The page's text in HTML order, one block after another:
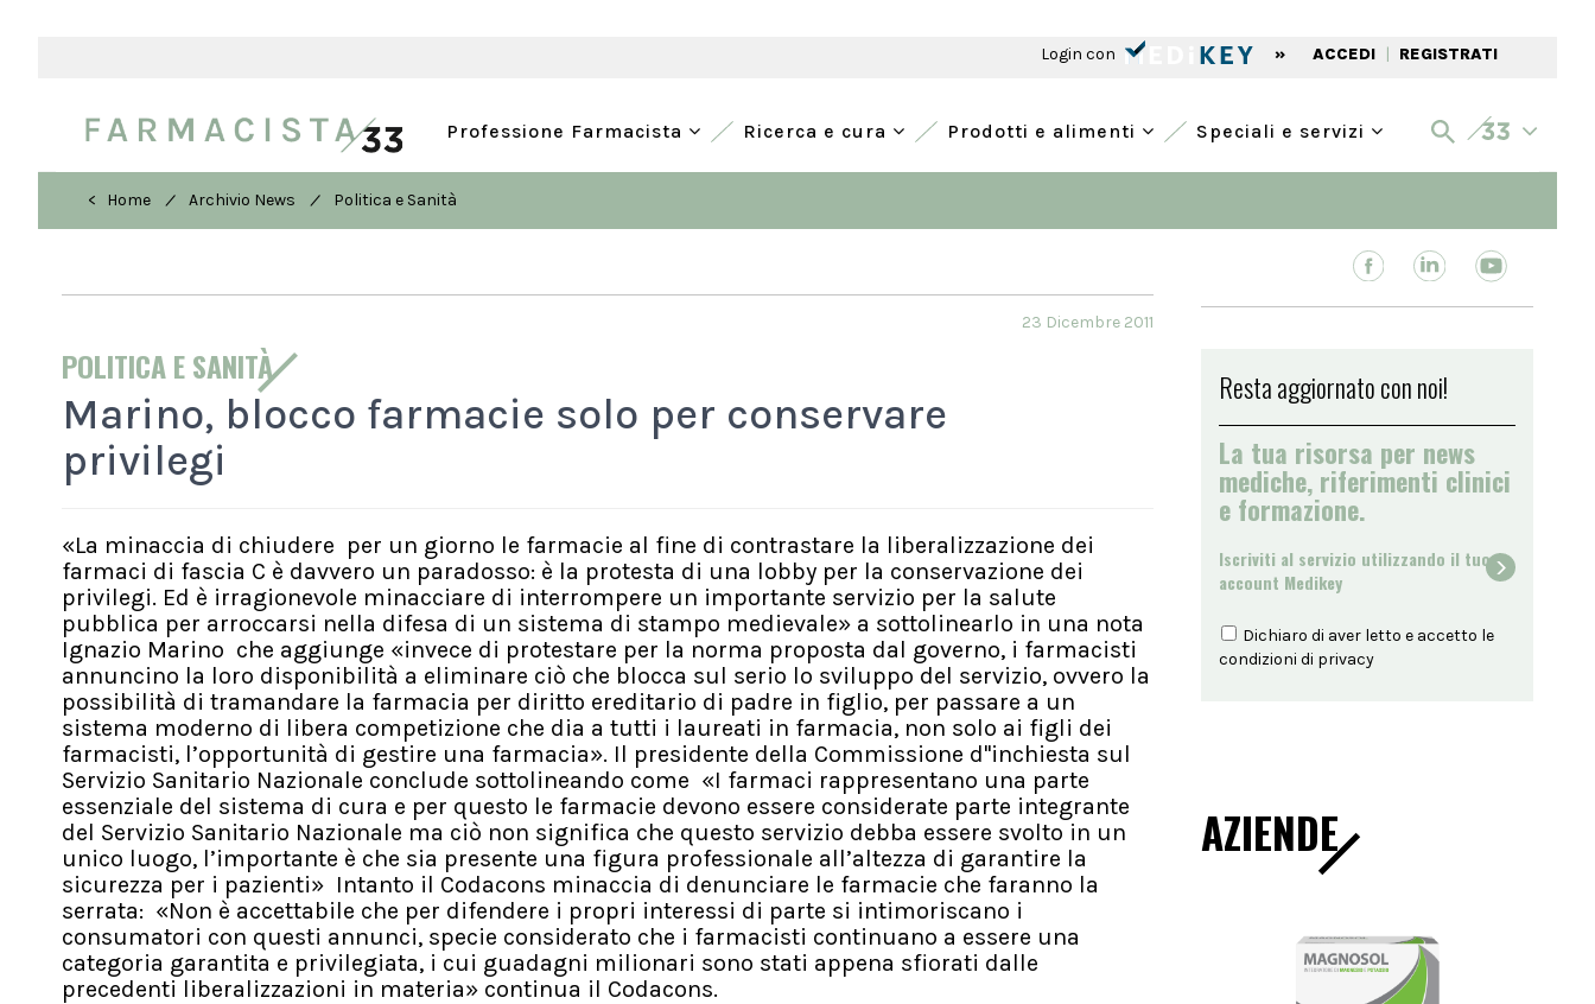
Login con » ACCEDI | REGISTRATI
Professione Farmacista Ricerca e cura Prodotti e alimenti Speciali e servizi
< Home / Archivio News / Politica e Sanità
POLITICA E SANITÀ
23 Dicembre 2011
Marino, blocco farmacie solo per conservare
privilegi
«La minaccia di chiudere per un giorno le farmacie al fine di contrastare la liberalizzazione dei
farmaci di fascia C è davvero un paradosso: è la protesta di una lobby per la conservazione dei
privilegi. Ed è irragionevole minacciare di interrompere un importante servizio per la salute
pubblica per arroccarsi nella difesa di un sistema di stampo medievale» a sottolinearlo in una nota
Ignazio Marino che aggiunge «invece di protestare per la norma proposta dal governo, i farmacisti
annuncino la loro disponibilità a eliminare ciò che blocca sul serio lo sviluppo del servizio, ovvero la
possibilità di tramandare la farmacia per diritto ereditario di padre in figlio, per passare a un
sistema moderno di libera competizione che dia a tutti i laureati in farmacia, non solo ai figli dei
farmacisti, l’opportunità di gestire una farmacia». Il presidente della Commissione d''inchiesta sul
Servizio Sanitario Nazionale conclude sottolineando come «I farmaci rappresentano una parte
essenziale del sistema di cura e per questo le farmacie devono essere considerate parte integrante
del Servizio Sanitario Nazionale ma ciò non significa che questo servizio debba essere svolto in un
unico luogo, l’importante è che sia presente una figura professionale all’altezza di garantire la
sicurezza per i pazienti» Intanto il Codacons minaccia di denunciare le farmacie che faranno la
serrata: «Non è accettabile che per difendere i propri interessi di parte si intimoriscano i
consumatori con questi annunci, specie considerato che i farmacisti continuano a essere una
categoria garantita e privilegiata, i cui guadagni milionari sono stati appena sfiorati dalle
precedenti liberalizzazioni in materia» continua il Codacons.
Resta aggiornato con noi!
La tua risorsa per news
mediche, riferimenti clinici
e formazione.
Iscriviti al servizio utilizzando il tuo
account Medikey
Dichiaro di aver letto e accetto le
condizioni di privacy
AZIENDE